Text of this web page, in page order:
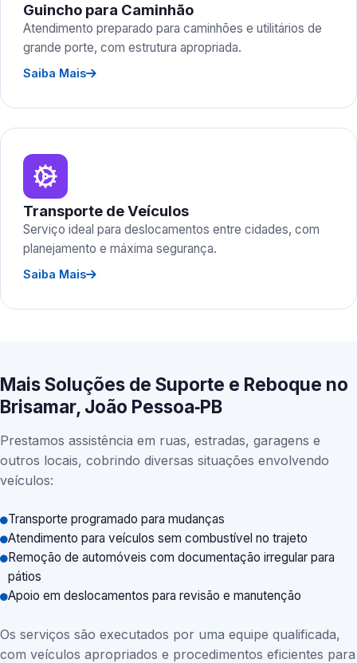
Guincho para Caminhão
Atendimento preparado para caminhões e utilitários de
grande porte, com estrutura apropriada.
Saiba Mais
Transporte de Veículos
Serviço ideal para deslocamentos entre cidades, com
planejamento e máxima segurança.
Saiba Mais
Mais Soluções de Suporte e Reboque no
Brisamar, João Pessoa‑PB
Prestamos assistência em ruas, estradas, garagens e
outros locais, cobrindo diversas situações envolvendo
veículos:
Transporte programado para mudanças
Atendimento para veículos sem combustível no trajeto
Remoção de automóveis com documentação irregular para
pátios
Apoio em deslocamentos para revisão e manutenção
Os serviços são executados por uma equipe qualificada,
com veículos apropriados e procedimentos eficientes para